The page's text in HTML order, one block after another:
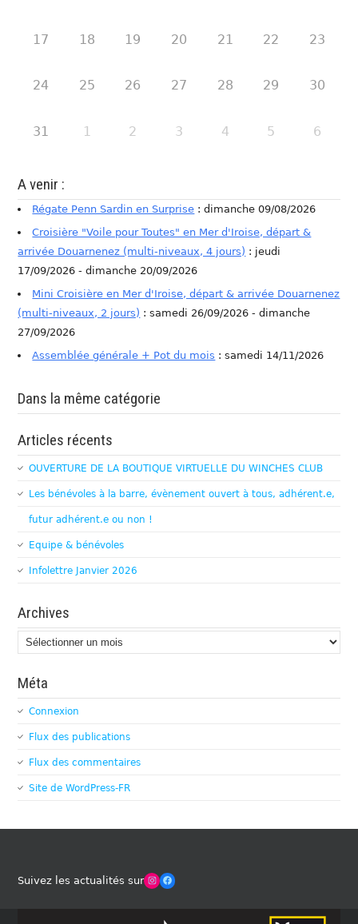
17 18 19 20 21 22 23
24 25 26 27 28 29 30
31 1 2 3 4 5 6
A venir :
Régate Penn Sardin en Surprise : dimanche 09/08/2026
Croisière "Voile pour Toutes" en Mer d'Iroise, départ &
arrivée Douarnenez (multi-niveaux, 4 jours) : jeudi
17/09/2026 - dimanche 20/09/2026
Mini Croisière en Mer d'Iroise, départ & arrivée Douarnenez
(multi-niveaux, 2 jours) : samedi 26/09/2026 - dimanche
27/09/2026
Assemblée générale + Pot du mois : samedi 14/11/2026
Dans la même catégorie
Articles récents
OUVERTURE DE LA BOUTIQUE VIRTUELLE DU WINCHES CLUB
Les bénévoles à la barre, évènement ouvert à tous, adhérent.e,
futur adhérent.e ou non !
Equipe & bénévoles
Infolettre Janvier 2026
Archives
Archives
Méta
Connexion
Flux des publications
Flux des commentaires
Site de WordPress-FR
Suivez les actualités surWinches Club OfficielFacebook